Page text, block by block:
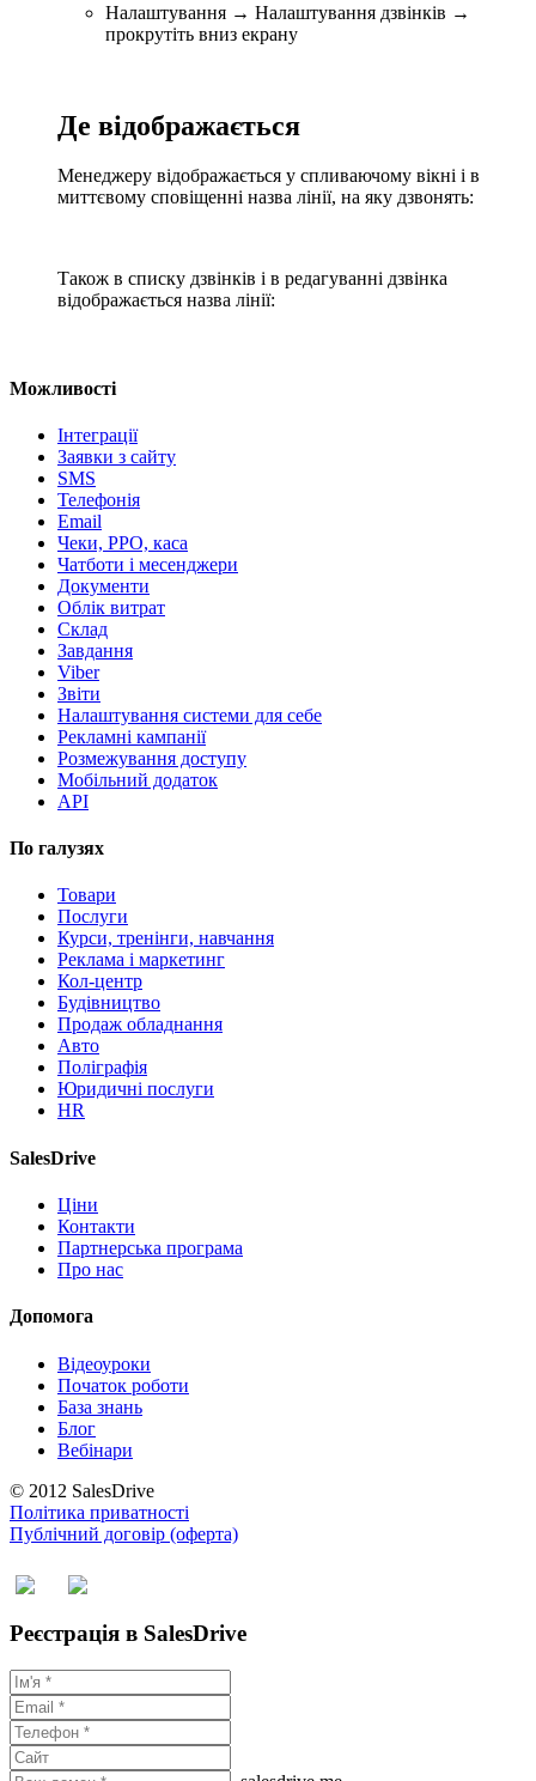
Налаштування → Налаштування дзвінків →
прокрутіть вниз екрану
Де відображається
Менеджеру відображається у спливаючому вікні і в
миттєвому сповіщенні назва лінії, на яку дзвонять:
Також в списку дзвінків і в редагуванні дзвінка
відображається назва лінії:
Можливості
Інтеграції
Заявки з сайту
SMS
Телефонія
Email
Чеки, РРО, каса
Чатботи і месенджери
Документи
Облік витрат
Склад
Завдання
Viber
Звіти
Налаштування системи для себе
Рекламні кампанії
Розмежування доступу
Мобільний додаток
API
По галузях
Товари
Послуги
Курси, тренінги, навчання
Реклама і маркетинг
Кол-центр
Будівництво
Продаж обладнання
Авто
Поліграфія
Юридичні послуги
HR
SalesDrive
Ціни
Контакти
Партнерська програма
Про нас
Допомога
Відеоуроки
Початок роботи
База знань
Блог
Вебінари
© 2012 SalesDrive
Політика приватності
Публічний договір (оферта)
Реєстрація в SalesDrive